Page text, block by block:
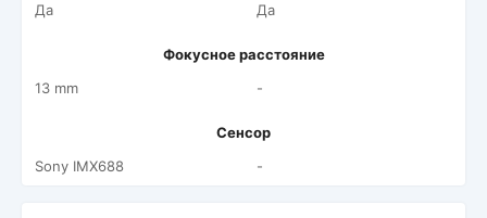
Да
Да
Фокусное расстояние
13 mm
-
Сенсор
Sony IMX688
-